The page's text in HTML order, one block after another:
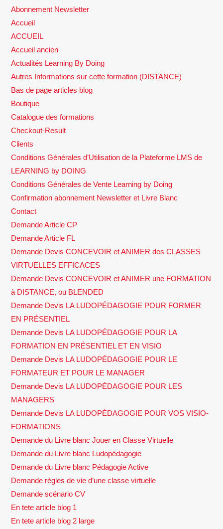
Abonnement Newsletter
Accueil
ACCUEIL
Accueil ancien
Actualités Learning By Doing
Autres Informations sur cette formation (DISTANCE)
Bas de page articles blog
Boutique
Catalogue des formations
Checkout-Result
Clients
Conditions Générales d’Utilisation de la Plateforme LMS de
LEARNING by DOING
Conditions Générales de Vente Learning by Doing
Confirmation abonnement Newsletter et Livre Blanc
Contact
Demande Article CP
Demande Article FL
Demande Devis CONCEVOIR et ANIMER des CLASSES
VIRTUELLES EFFICACES
Demande Devis CONCEVOIR et ANIMER une FORMATION
à DISTANCE, ou BLENDED
Demande Devis LA LUDOPÉDAGOGIE POUR FORMER
EN PRÉSENTIEL
Demande Devis LA LUDOPÉDAGOGIE POUR LA
FORMATION EN PRÉSENTIEL ET EN VISIO
Demande Devis LA LUDOPÉDAGOGIE POUR LE
FORMATEUR ET POUR LE MANAGER
Demande Devis LA LUDOPÉDAGOGIE POUR LES
MANAGERS
Demande Devis LA LUDOPÉDAGOGIE POUR VOS VISIO-
FORMATIONS
Demande du Livre blanc Jouer en Classe Virtuelle
Demande du Livre blanc Ludopédagogie
Demande du Livre blanc Pédagogie Active
Demande règles de vie d’une classe virtuelle
Demande scénario CV
En tete article blog 1
En tete article blog 2 large